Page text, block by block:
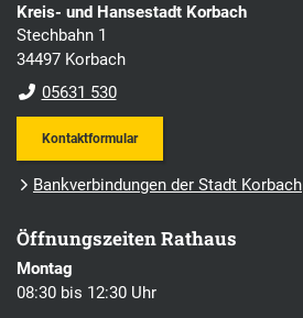
Kreis- und Hansestadt Korbach
Stechbahn 1
34497 Korbach
05631 530
Kontaktformular
Bankverbindungen der Stadt Korbach
Öffnungszeiten Rathaus
Montag
08:30 bis 12:30 Uhr